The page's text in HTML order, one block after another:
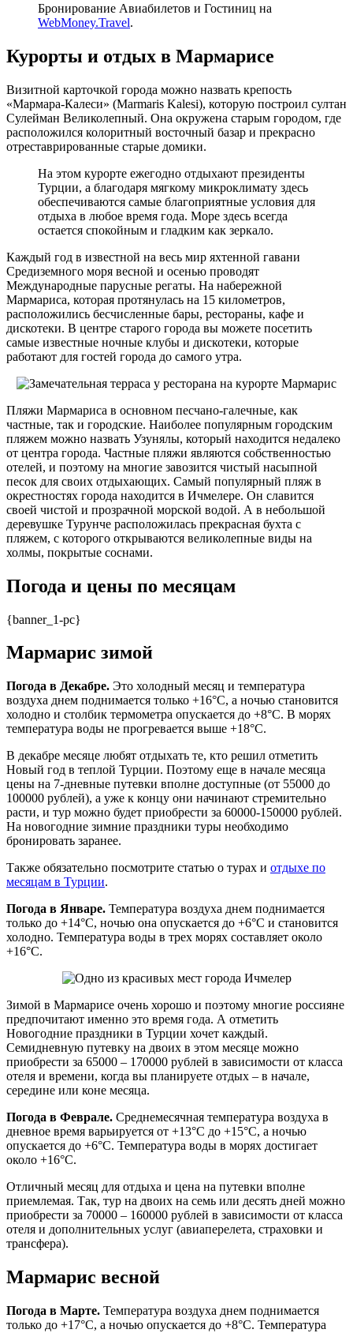
Бронирование Авиабилетов и Гостиниц на
WebMoney.Travel.
Курорты и отдых в Мармарисе
Визитной карточкой города можно назвать крепость
«Мармара-Калеси» (Marmaris Kalesi), которую построил султан
Сулейман Великолепный. Она окружена старым городом, где
расположился колоритный восточный базар и прекрасно
отреставрированные старые домики.
На этом курорте ежегодно отдыхают президенты
Турции, а благодаря мягкому микроклимату здесь
обеспечиваются самые благоприятные условия для
отдыха в любое время года. Море здесь всегда
остается спокойным и гладким как зеркало.
Каждый год в известной на весь мир яхтенной гавани
Средиземного моря весной и осенью проводят
Международные парусные регаты. На набережной
Мармариса, которая протянулась на 15 километров,
расположились бесчисленные бары, рестораны, кафе и
дискотеки. В центре старого города вы можете посетить
самые известные ночные клубы и дискотеки, которые
работают для гостей города до самого утра.
Пляжи Мармариса в основном песчано-галечные, как
частные, так и городские. Наиболее популярным городским
пляжем можно назвать Узунялы, который находится недалеко
от центра города. Частные пляжи являются собственностью
отелей, и поэтому на многие завозится чистый насыпной
песок для своих отдыхающих. Самый популярный пляж в
окрестностях города находится в Ичмелере. Он славится
своей чистой и прозрачной морской водой. А в небольшой
деревушке Турунче расположилась прекрасная бухта с
пляжем, с которого открываются великолепные виды на
холмы, покрытые соснами.
Погода и цены по месяцам
{banner_1-pc}
Мармарис зимой
Погода в Декабре. Это холодный месяц и температура
воздуха днем поднимается только +16°C, а ночью становится
холодно и столбик термометра опускается до +8°C. В морях
температура воды не прогревается выше +18°C.
В декабре месяце любят отдыхать те, кто решил отметить
Новый год в теплой Турции. Поэтому еще в начале месяца
цены на 7-дневные путевки вполне доступные (от 55000 до
100000 рублей), а уже к концу они начинают стремительно
расти, и тур можно будет приобрести за 60000-150000 рублей.
На новогодние зимние праздники туры необходимо
бронировать заранее.
Также обязательно посмотрите статью о турах и отдыхе по
месяцам в Турции.
Погода в Январе. Температура воздуха днем поднимается
только до +14°C, ночью она опускается до +6°C и становится
холодно. Температура воды в трех морях составляет около
+16°C.
Зимой в Мармарисе очень хорошо и поэтому многие россияне
предпочитают именно это время года. А отметить
Новогодние праздники в Турции хочет каждый.
Семидневную путевку на двоих в этом месяце можно
приобрести за 65000 – 170000 рублей в зависимости от класса
отеля и времени, когда вы планируете отдых – в начале,
середине или коне месяца.
Погода в Феврале. Среднемесячная температура воздуха в
дневное время варьируется от +13°C до +15°C, а ночью
опускается до +6°C. Температура воды в морях достигает
около +16°C.
Отличный месяц для отдыха и цена на путевки вполне
приемлемая. Так, тур на двоих на семь или десять дней можно
приобрести за 70000 – 160000 рублей в зависимости от класса
отеля и дополнительных услуг (авиаперелета, страховки и
трансфера).
Мармарис весной
Погода в Марте. Температура воздуха днем поднимается
только до +17°C, а ночью опускается до +8°C. Температура